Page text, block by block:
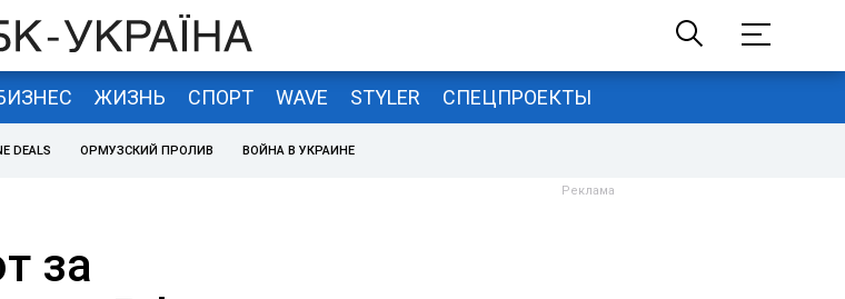
ЖИЗНЬ СПОРТ WAVE STYLER СПЕЦПРОЕКТЫ
DEALS ОРМУЗСКИЙ ПРОЛИВ ВОЙНА В УКРАИНЕ
за